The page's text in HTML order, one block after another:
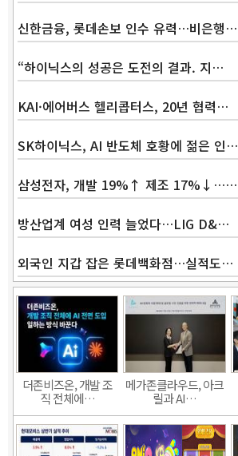
신한금융, 롯데손보 인수 유력…비은행…
“하이닉스의 성공은 도전의 결과. 지…
KAI·에어버스 헬리콥터스, 20년 협력…
SK하이닉스, AI 반도체 호황에 젊은 인…
삼성전자, 개발 19%↑ 제조 17%↓……
방산업계 여성 인력 늘었다…LIG D&…
외국인 지갑 잡은 롯데백화점…실적도…
더존비즈온, 개발 조
직 전체에…
메가존클라우드, 아크
릴과 AI…